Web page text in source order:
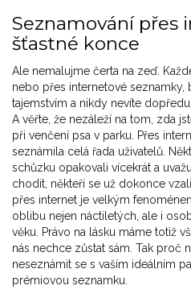
Seznamování přes
šťastné konce
Ale nemalujme čerta na zeď.
nebo přes internetové
tajemstvím a nikdy nevíte
A věřte, že nezáleží na tom, zda
při venčení psa v parku. Přes
seznámila celá řada uživatelů.
schůzku opakovali vícekrát a
chodit, někteří se už dokonce
přes internet je velkým
oblibu nejen náctiletých, ale i
věku. Právo na lásku máme totiž
nás nechce zůstat sám. Tak proč
neseznámit se s vaším ideálním
prémiovou seznamku.